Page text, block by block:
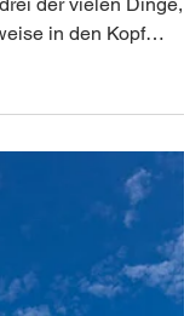
Sommer, Sonne,
der vielen Dinge,
in den Kopf